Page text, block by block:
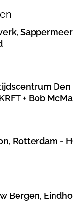
Den
+ Bob
Rotterdam -
Bergen,